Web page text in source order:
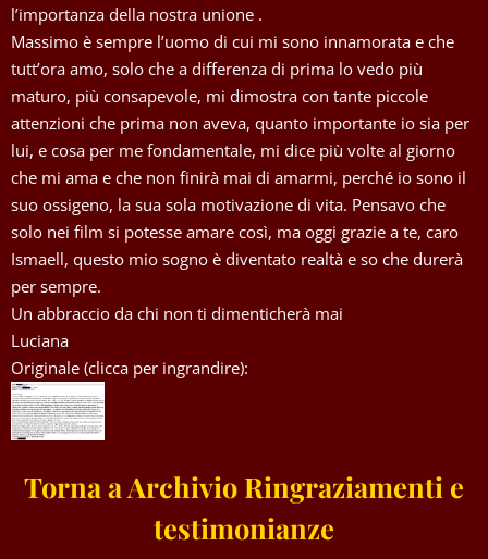
l’importanza della nostra unione .
Massimo è sempre l’uomo di cui mi sono innamorata e che
tutt’ora amo, solo che a differenza di prima lo vedo più
maturo, più consapevole, mi dimostra con tante piccole
attenzioni che prima non aveva, quanto importante io sia per
lui, e cosa per me fondamentale, mi dice più volte al giorno
che mi ama e che non finirà mai di amarmi, perché io sono il
suo ossigeno, la sua sola motivazione di vita. Pensavo che
solo nei film si potesse amare così, ma oggi grazie a te, caro
Ismaell, questo mio sogno è diventato realtà e so che durerà
per sempre.
Un abbraccio da chi non ti dimenticherà mai
Luciana
Originale (clicca per ingrandire):
Torna a Archivio Ringraziamenti e
testimonianze